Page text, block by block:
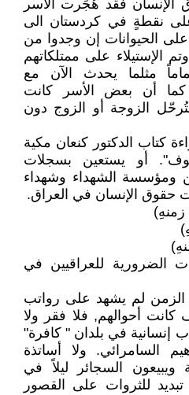
فقد هُجِّرت الأُسر
أعلى نقطةٍ في كردستان الى
على الحيوانات إن وجدوا من
الإستيلاء على ممتلكاتهم
مثلما يحدث الآن مع
كما أن بعض الأسر كانت
الزوجة أو الزوج دون
كتاب الدكتور كنعان مكية
أو يستعين بسجلات
ومؤسسة الشهداء وشهداء
حقوق الإنسان في العراق.
زمنهِ)
الضرورية للعراقيين في
الزمن لم يشهد على رواتب
كانت أحوالهم, فلا فقر ولا
إنسانية في بلدان " كافرة"
السامرائي. ولا أساتذة
السجائر ليلاً في
للثروات على القصور